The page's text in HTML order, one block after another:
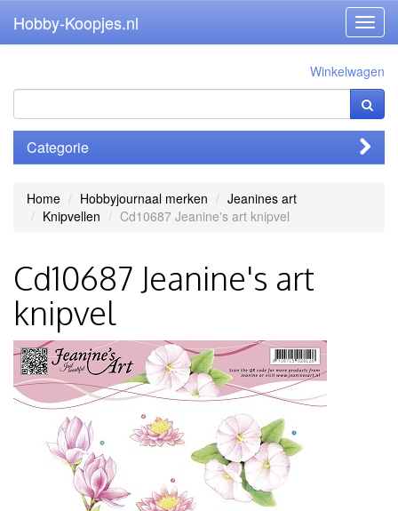
Hobby-Koopjes.nl
Winkelwagen
Categorie
Home Hobbyjournaal merken
Jeanines art
Knipvellen
Cd10687 Jeanine's art knipvel
Cd10687 Jeanine's art
knipvel